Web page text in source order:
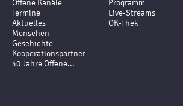
Offene Kanäle
Termine
Aktuelles
Menschen
Geschichte
Kooperationspartner
40 Jahre Offene...
Programm
Live-Streams
OK-Thek